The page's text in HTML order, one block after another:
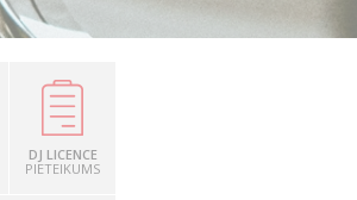
DJ LICENCE
PIETEIKUMS